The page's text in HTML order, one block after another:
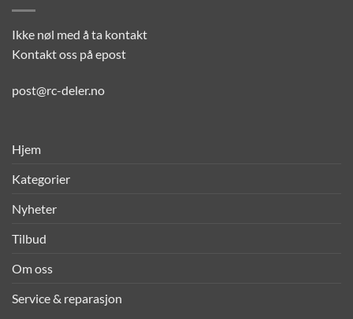
Ikke nøl med å ta kontakt
Kontakt oss på epost
post@rc-deler.no
Hjem
Kategorier
Nyheter
Tilbud
Om oss
Service & reparasjon